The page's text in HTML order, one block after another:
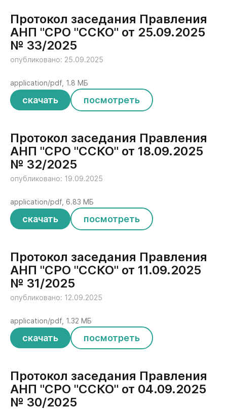
Протокол заседания Правления
АНП "СРО "ССКО" от 25.09.2025
№ 33/2025
опубликовано: 25.09.2025
скачать посмотреть
application/pdf, 1.8 МБ
Протокол заседания Правления
АНП "СРО "ССКО" от 18.09.2025
№ 32/2025
опубликовано: 19.09.2025
скачать посмотреть
application/pdf, 6.83 МБ
Протокол заседания Правления
АНП "СРО "ССКО" от 11.09.2025
№ 31/2025
опубликовано: 12.09.2025
скачать посмотреть
application/pdf, 1.32 МБ
Протокол заседания Правления
АНП "СРО "ССКО" от 04.09.2025
№ 30/2025